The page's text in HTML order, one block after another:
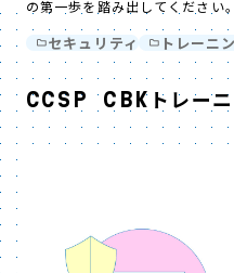
の第一歩を踏み出してください。
セキュリティ トレーニ
CCSP CBKトレーニ